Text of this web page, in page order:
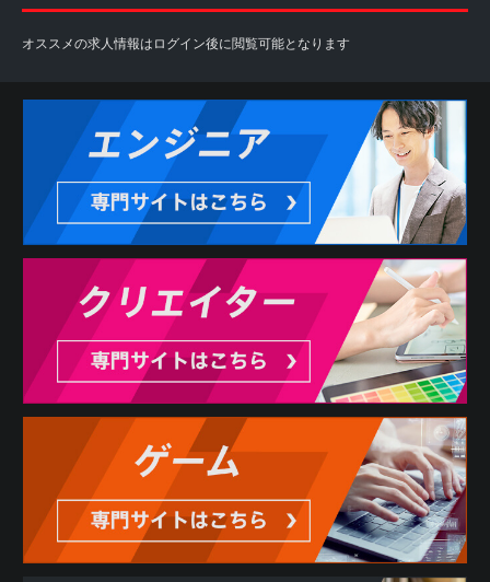
オススメの求人情報はログイン後に閲覧可能となります